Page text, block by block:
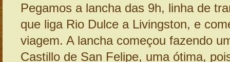
Pegamos a lancha das 9h, linha de
que liga Rio Dulce a Livingston, e
viagem. A lancha começou fazendo
Castillo de San Felipe, uma ótima,